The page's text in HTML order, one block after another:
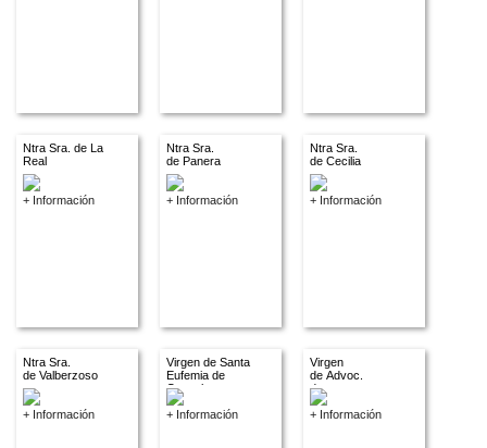
Ntra Sra. de La
Real
+ Información
Ntra Sra.
de Panera
+ Información
Ntra Sra.
de Cecilia
+ Información
Ntra Sra.
de Valberzoso
+ Información
Virgen de Santa
Eufemia de
Cozuelos
+ Información
Virgen
de Advoc.
descon.
+ Información